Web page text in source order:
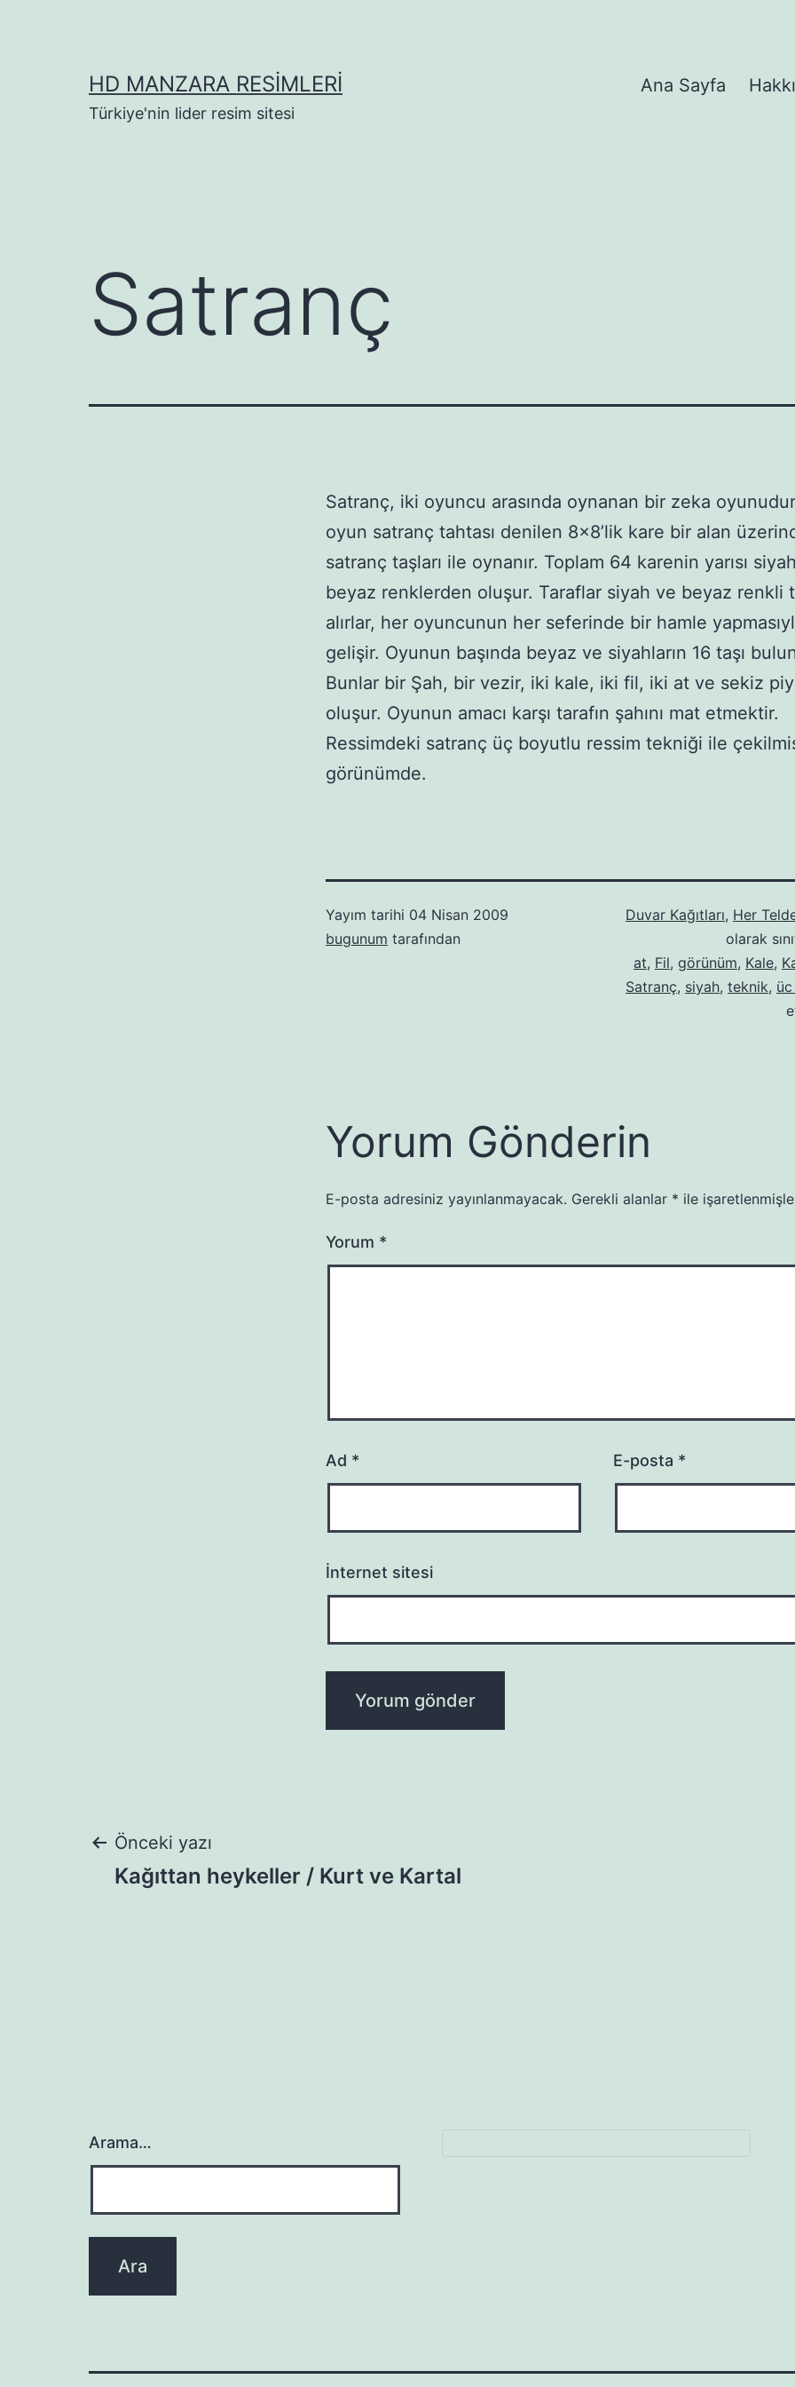
HD MANZARA RESIMLERI
Türkiye'nin lider resim sitesi
Ana Sayfa
Satranç
Satranç, iki oyuncu arasında oynanan bir zeka
oyun satranç tahtası denilen 8×8’lik kare bir alan
satranç taşları ile oynanır. Toplam 64 karenin yarısı
beyaz renklerden oluşur. Taraflar siyah ve beyaz renkli
alırlar, her oyuncunun her seferinde bir hamle
gelişir. Oyunun başında beyaz ve siyahların 16 taşı
Bunlar bir Şah, bir vezir, iki kale, iki fil, iki at ve sekiz
oluşur. Oyunun amacı karşı tarafın şahını mat etmektir.
Ressimdeki satranç üç boyutlu ressim tekniği ile
görünümde.
Yayım tarihi 04 Nisan 2009
bugunum tarafından
Duvar Kağıtları, Her
olarak
at, Fil, görünüm, Kale,
Satranç, siyah, teknik,
Yorum Gönderin
E-posta adresiniz yayınlanmayacak. Gerekli alanlar * ile
Yorum *
Ad * E-posta *
İnternet sitesi
Yazı
Önceki yazı
Kağıttan heykeller / Kurt ve Kartal
Arama…